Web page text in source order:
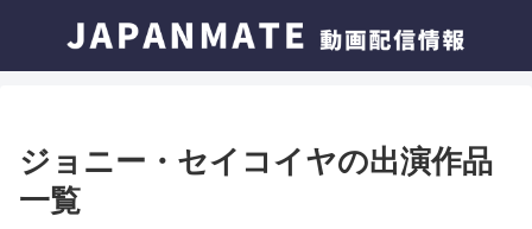
ジョニー・セイコイヤの出演作品
一覧